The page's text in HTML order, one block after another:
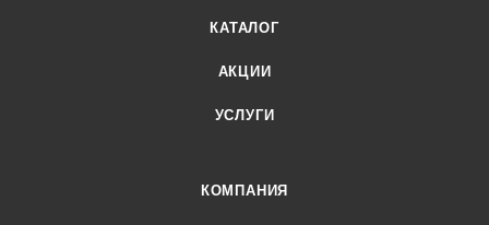
КАТАЛОГ
АКЦИИ
УСЛУГИ
КОМПАНИЯ